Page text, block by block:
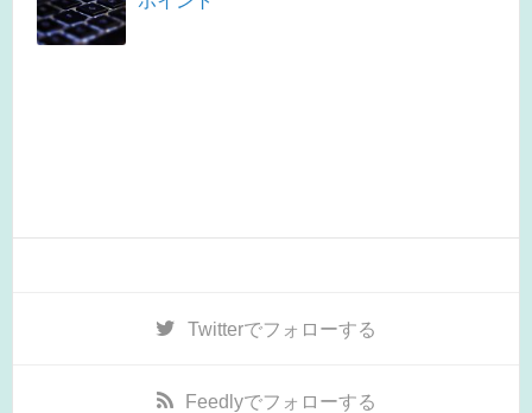
Twitterでフォローする
Feedlyでフォローする